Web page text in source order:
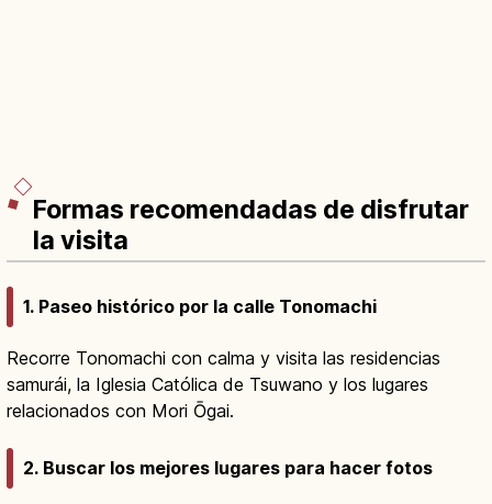
Formas recomendadas de disfrutar
la visita
1. Paseo histórico por la calle Tonomachi
Recorre Tonomachi con calma y visita las residencias
samurái, la Iglesia Católica de Tsuwano y los lugares
relacionados con Mori Ōgai.
2. Buscar los mejores lugares para hacer fotos